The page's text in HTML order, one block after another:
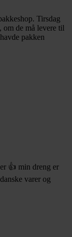
Tirsdag
om de må levere til
pakken
👍 min dreng er
varer og